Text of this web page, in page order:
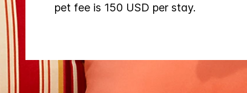
pet fee is 150 USD per stay.